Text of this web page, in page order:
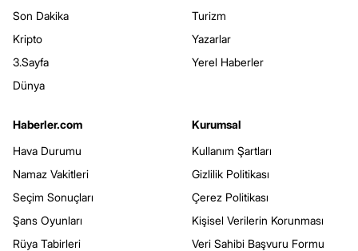
Son Dakika
Kripto
3.Sayfa
Dünya
Turizm
Yazarlar
Yerel Haberler
Haberler.com
Hava Durumu
Namaz Vakitleri
Seçim Sonuçları
Şans Oyunları
Rüya Tabirleri
Kurumsal
Kullanım Şartları
Gizlilik Politikası
Çerez Politikası
Kişisel Verilerin Korunması
Veri Sahibi Başvuru Formu